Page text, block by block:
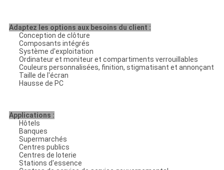
Adaptez les options aux besoins du client :
Conception de clôture
Composants intégrés
Système d'exploitation
Ordinateur et moniteur et compartiments verrouillables
Couleurs personnalisées, finition, stigmatisant et annonçant
Taille de l'écran
Hausse de PC
Applications :
Hôtels
Banques
Supermarchés
Centres publics
Centres de loterie
Stations d'essence